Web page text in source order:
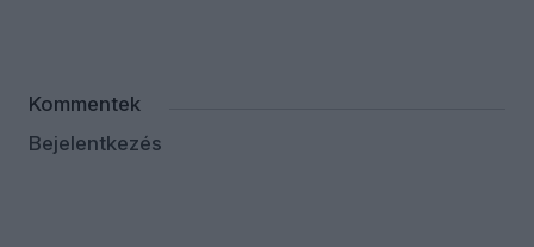
Kommentek
Bejelentkezés